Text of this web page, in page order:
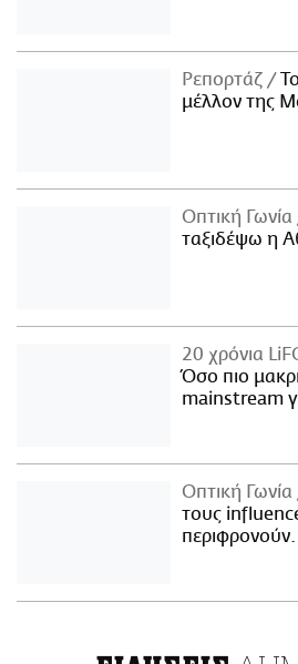
Ρεπορτάζ
μέλλον της
Οπτική Γωνία
ταξιδέψω η
20 χρόνια
Όσο πιο
mainstream
Οπτική Γωνία
τους
περιφρονούν.